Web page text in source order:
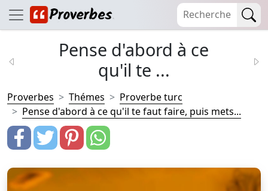
Pense d'abord à ce
qu'il te ...
Proverbes Thémes
Proverbe turc
Pense d'abord à ce qu'il te faut faire, puis mets...